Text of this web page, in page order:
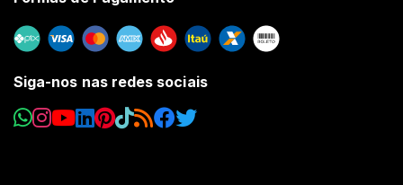
Siga-nos nas redes sociais